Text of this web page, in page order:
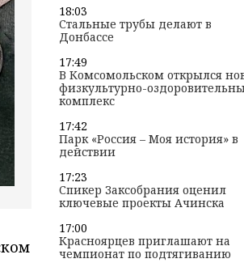
18:03
Стальные трубы делают в
Донбассе
17:49
В Комсомольском открылся
физкультурно-
комплекс
17:42
Парк «Россия – Моя история» в
действии
17:23
Спикер Заксобрания оценил
ключевые проекты Ачинска
17:00
Красноярцев приглашают на
чемпионат по подтягиванию